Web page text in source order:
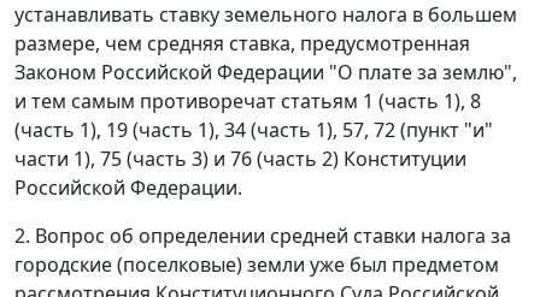
устанавливать ставку земельного налога в большем
размере, чем средняя ставка, предусмотренная
Законом Российской Федерации "О плате за землю",
и тем самым противоречат статьям 1 (часть 1), 8
(часть 1), 19 (часть 1), 34 (часть 1), 57, 72 (пункт "и"
части 1), 75 (часть 3) и 76 (часть 2) Конституции
Российской Федерации.
2. Вопрос об определении средней ставки налога за
городские (поселковые) земли уже был предметом